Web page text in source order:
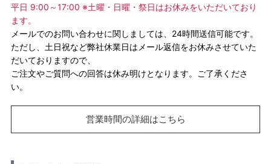
平日 9:00～17:00 ※土曜・日曜・祭日はお休みをいただいており
ます。
メールでのお問い合わせに関しましては、24時間送信可能です。
ただし、土日祝など弊社休業日はメール返信をお休みさせていた
だいておりますので、
ご注文やご質問への回答は休み明けとなります。ご了承くださ
い。
営業時間の詳細はこちら